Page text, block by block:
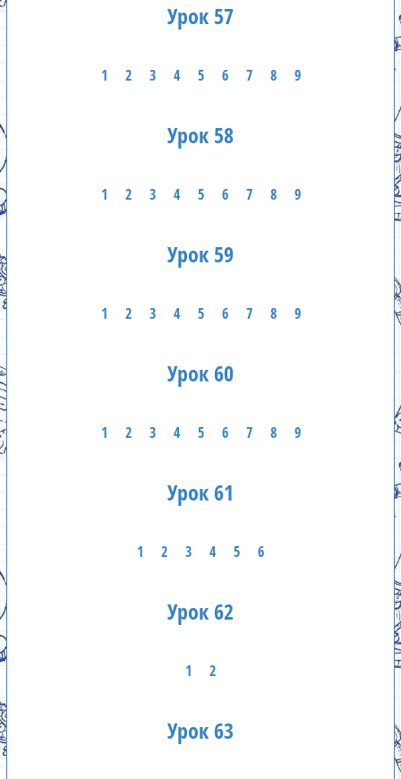
Урок 57
1 2 3 4 5 6 7 8 9
Урок 58
1 2 3 4 5 6 7 8 9
Урок 59
1 2 3 4 5 6 7 8 9
Урок 60
1 2 3 4 5 6 7 8 9
Урок 61
1 2 3 4 5 6
Урок 62
1 2
Урок 63